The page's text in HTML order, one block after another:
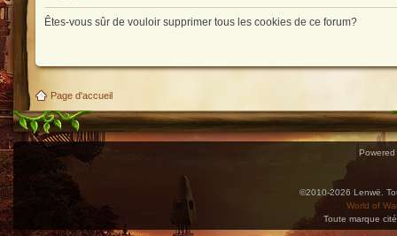
Êtes-vous sûr de vouloir supprimer tous les cookies de ce forum?
Page d'accueil
©2010-2026 Lenwë.
World of
Toute marque